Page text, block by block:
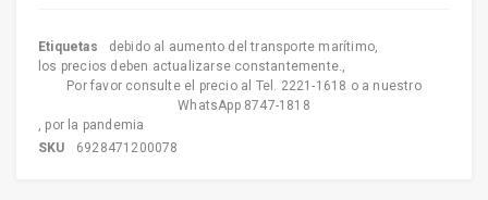
Etiquetas debido al aumento del transporte marítimo,
los precios deben actualizarse constantemente.,
Por favor consulte el precio al Tel. 2221-1618 o a nuestro
WhatsApp 8747-1818
, por la pandemia
SKU
6928471200078